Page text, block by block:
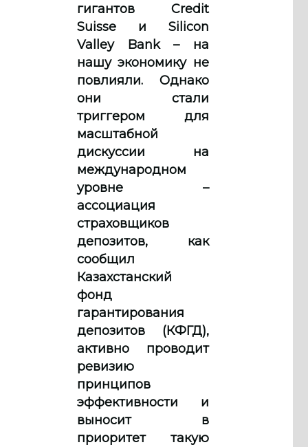
гигантов Credit
Suisse и Silicon
Valley Bank – на
нашу экономику не
повлияли. Однако
они стали
триггером для
масштабной
дискуссии на
международном
уровне –
ассоциация
страховщиков
депозитов, как
сообщил
Казахстанский
фонд
гарантирования
депозитов (КФГД),
активно проводит
ревизию
принципов
эффективности и
выносит в
приоритет такую